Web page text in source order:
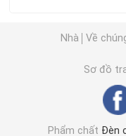
Đèn đường lăn sân
Đèn cảnh báo máy
Nhà Về
Sơ đồ
Phẩm chất Đèn